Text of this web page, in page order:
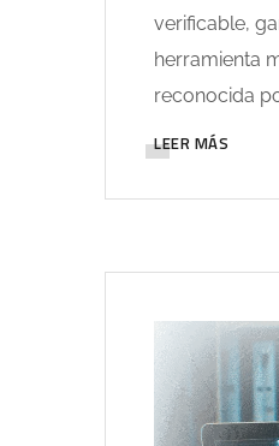
verificable,
herramienta
reconocida
LEER MÁS